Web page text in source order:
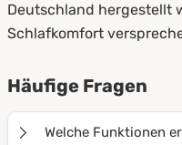
Deutschland hergestellt
Schlafkomfort
Häufige Fragen
Welche Funktionen